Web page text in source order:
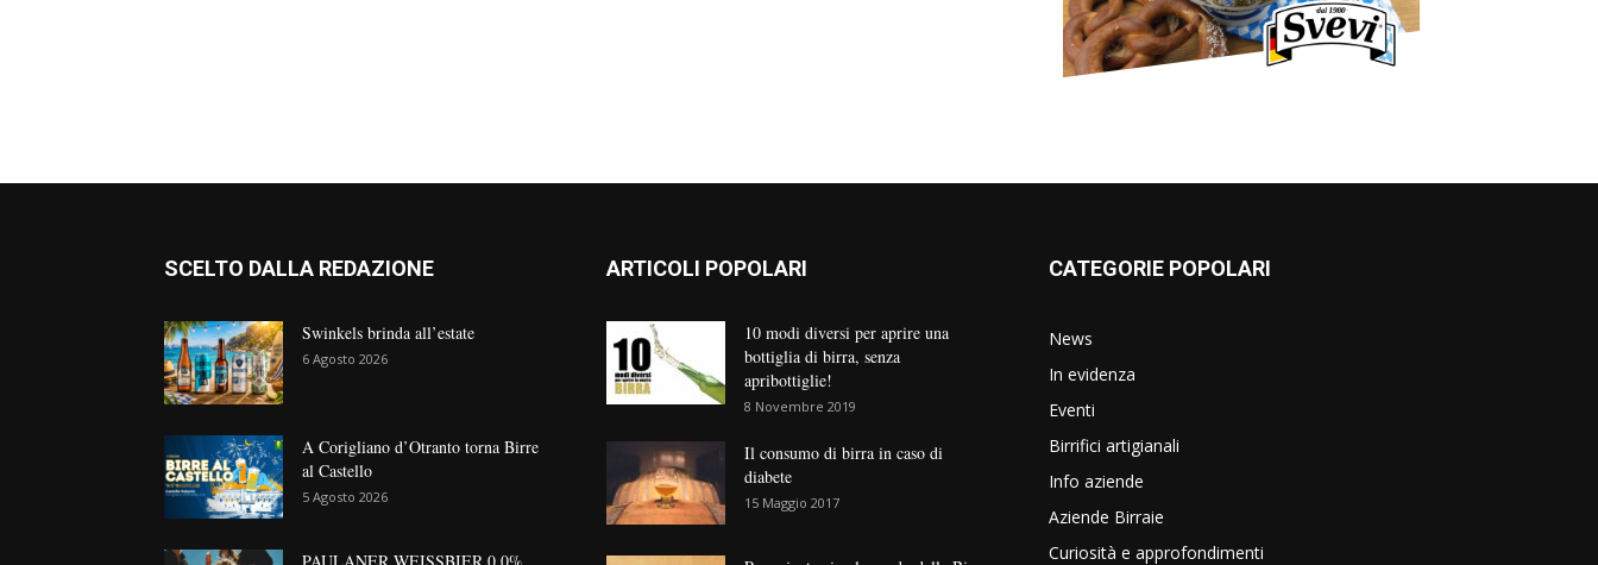
SCELTO DALLA REDAZIONE
Swinkels brinda all’estate
6 Agosto 2026
A Corigliano d’Otranto torna Birre
al Castello
5 Agosto 2026
ARTICOLI POPOLARI
10 modi diversi per aprire una
bottiglia di birra, senza
apribottiglie!
8 Novembre 2019
Il consumo di birra in caso di
diabete
15 Maggio 2017
CATEGORIE POPOLARI
News
In evidenza
Eventi
Birrifici artigianali
Info aziende
Aziende Birraie
Curiosità e approfondimenti